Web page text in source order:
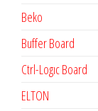
Beko
Buffer Board
Ctrl-Logıc Board
ELTON